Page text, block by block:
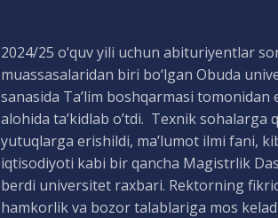
2024/25 o‘quv yili uchun abituriyentlar
muassasalaridan biri bo‘lgan Obuda
sanasida Ta’lim boshqarmasi
alohida ta’kidlab o’tdi. Texnik
yutuqlarga erishildi, maʼlumot ilmi fani,
iqtisodiyoti kabi bir qancha Magistrlik
berdi universitet raxbari. Rektorning
hamkorlik va bozor talablariga mos